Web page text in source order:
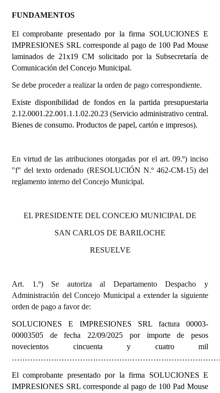
DOCUMENTOS
Informes de Gestión
Proyectos Presentados
Informes de Unidad Coordinadora
Actas de Audiencias Públicas
NORMATIVA
INSTITUCIONAL
Antiguos Pobladores
Noticias Destacadas
Registros y Distinciones
Premio al Mérito - Registro
FUNDAMENTOS
El comprobante presentado por la firma SOLUCIONES E
IMPRESIONES SRL corresponde al pago de 100 Pad Mouse
laminados de 21x19 CM solicitado por la Subsecretaría de
Comunicación del Concejo Municipal.
Se debe proceder a realizar la orden de pago correspondiente.
Existe disponibilidad de fondos en la partida presupuestaria
2.12.0001.22.001.1.1.02.20.23 (Servicio administrativo central.
Bienes de consumo. Productos de papel, cartón e impresos).
En virtud de las atribuciones otorgadas por el art. 09.º) inciso
"f" del texto ordenado (RESOLUCIÓN N.º 462-CM-15) del
reglamento interno del Concejo Municipal.
EL PRESIDENTE DEL CONCEJO MUNICIPAL DE
SAN CARLOS DE BARILOCHE
RESUELVE
Art. 1.º) Se autoriza al Departamento Despacho y
Administración del Concejo Municipal a extender la siguiente
orden de pago a favor de:
SOLUCIONES E IMPRESIONES SRL factura 00003-
00003505 de fecha 22/09/2025 por importe de pesos
novecientos cincuenta y cuatro mil
El comprobante presentado por la firma SOLUCIONES E
IMPRESIONES SRL corresponde al pago de 100 Pad Mouse